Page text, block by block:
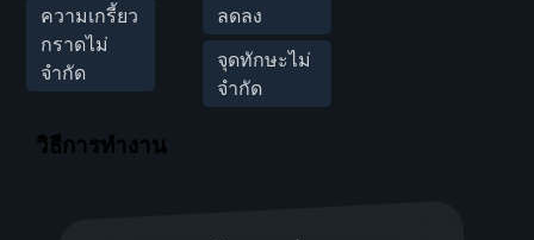
ความเกรี้ยว
กราดไม่
จำกัด
ลดลง
จุดทักษะไม่
จำกัด
วิธีการทำงาน